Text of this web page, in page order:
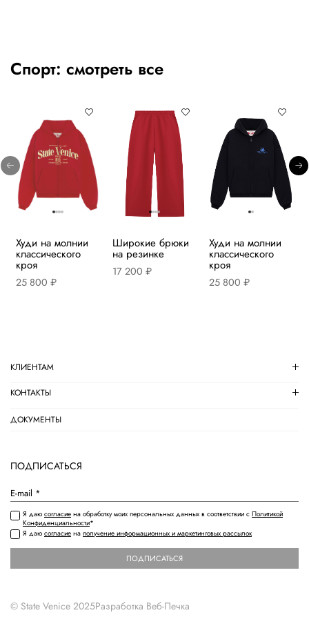
Спорт: смотреть все
Худи на молнии
классического
кроя
25 800 ₽
Широкие брюки
на резинке
17 200 ₽
Худи на молнии
классического
кроя
25 800 ₽
КЛИЕНТАМ
КОНТАКТЫ
ДОКУМЕНТЫ
© State Venice 2025Разработка Веб-Печка
ПОДПИСАТЬСЯ
Я даю согласие на обработку моих персональных данных в соответствии с Политикой
Конфиденциальности*
Я даю согласие на получение информационных и маркетинговых рассылок
ПОДПИСАТЬСЯ